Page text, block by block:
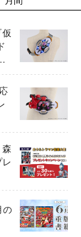
の